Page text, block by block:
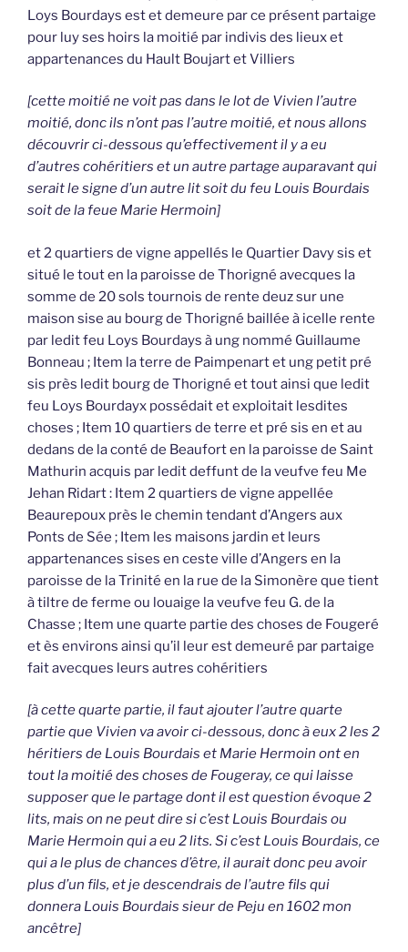
Loys Bourdays est et demeure par ce présent partaige
pour luy ses hoirs la moitié par indivis des lieux et
appartenances du Hault Boujart et Villiers
[cette moitié ne voit pas dans le lot de Vivien l’autre
moitié, donc ils n’ont pas l’autre moitié, et nous allons
découvrir ci-dessous qu’effectivement il y a eu
d’autres cohéritiers et un autre partage auparavant qui
serait le signe d’un autre lit soit du feu Louis Bourdais
soit de la feue Marie Hermoin]
et 2 quartiers de vigne appellés le Quartier Davy sis et
situé le tout en la paroisse de Thorigné avecques la
somme de 20 sols tournois de rente deuz sur une
maison sise au bourg de Thorigné baillée à icelle rente
par ledit feu Loys Bourdays à ung nommé Guillaume
Bonneau ; Item la terre de Paimpenart et ung petit pré
sis près ledit bourg de Thorigné et tout ainsi que ledit
feu Loys Bourdayx possédait et exploitait lesdites
choses ; Item 10 quartiers de terre et pré sis en et au
dedans de la conté de Beaufort en la paroisse de Saint
Mathurin acquis par ledit deffunt de la veufve feu Me
Jehan Ridart : Item 2 quartiers de vigne appellée
Beaurepoux près le chemin tendant d’Angers aux
Ponts de Sée ; Item les maisons jardin et leurs
appartenances sises en ceste ville d’Angers en la
paroisse de la Trinité en la rue de la Simonère que tient
à tiltre de ferme ou louaige la veufve feu G. de la
Chasse ; Item une quarte partie des choses de Fougeré
et ès environs ainsi qu’il leur est demeuré par partaige
fait avecques leurs autres cohéritiers
[à cette quarte partie, il faut ajouter l’autre quarte
partie que Vivien va avoir ci-dessous, donc à eux 2 les 2
héritiers de Louis Bourdais et Marie Hermoin ont en
tout la moitié des choses de Fougeray, ce qui laisse
supposer que le partage dont il est question évoque 2
lits, mais on ne peut dire si c’est Louis Bourdais ou
Marie Hermoin qui a eu 2 lits. Si c’est Louis Bourdais, ce
qui a le plus de chances d’être, il aurait donc peu avoir
plus d’un fils, et je descendrais de l’autre fils qui
donnera Louis Bourdais sieur de Peju en 1602 mon
ancêtre]